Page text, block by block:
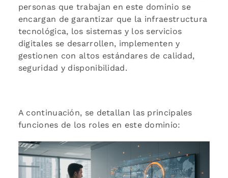
personas que trabajan en este dominio se
encargan de garantizar que la infraestructura
tecnológica, los sistemas y los servicios
digitales se desarrollen, implementen y
gestionen con altos estándares de calidad,
seguridad y disponibilidad.
A continuación, se detallan las principales
funciones de los roles en este dominio: